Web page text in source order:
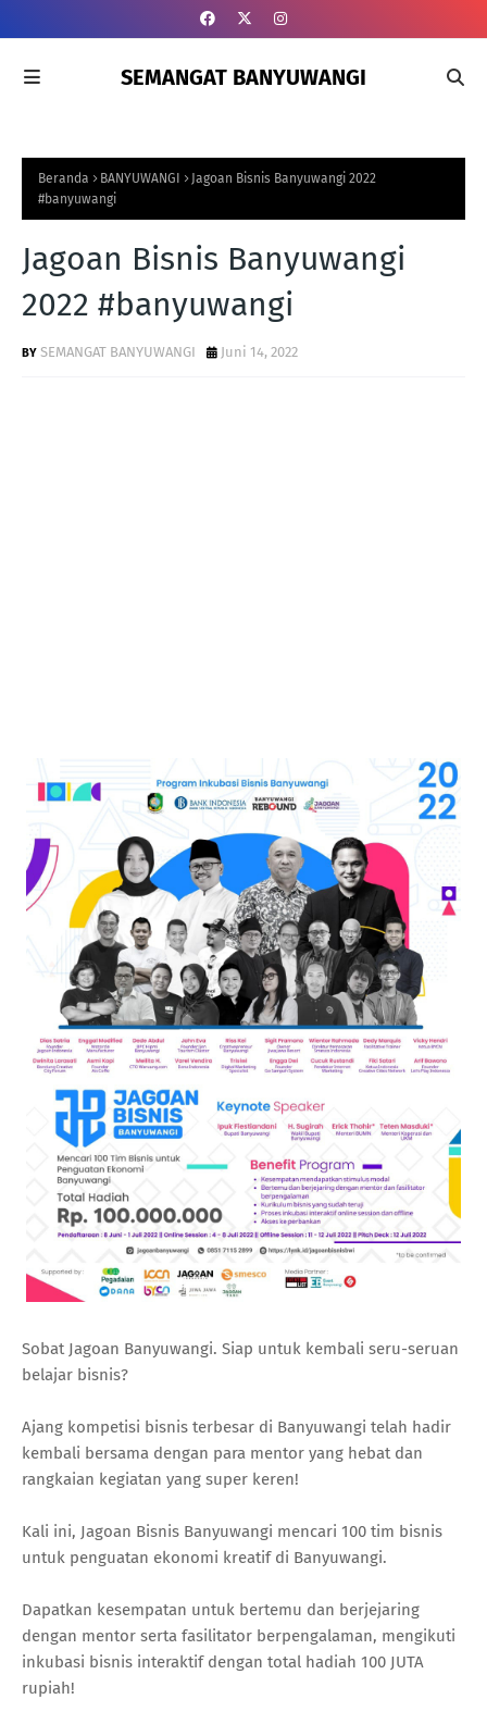
SEMANGAT BANYUWANGI
Beranda BANYUWANGI
Jagoan Bisnis Banyuwangi 2022
#banyuwangi
Jagoan Bisnis Banyuwangi
2022 #banyuwangi
SEMANGAT BANYUWANGI Juni 14, 2022
Sobat Jagoan Banyuwangi. Siap untuk kembali seru-seruan
belajar bisnis?
Ajang kompetisi bisnis terbesar di Banyuwangi telah hadir
kembali bersama dengan para mentor yang hebat dan
rangkaian kegiatan yang super keren!
Kali ini, Jagoan Bisnis Banyuwangi mencari 100 tim bisnis
untuk penguatan ekonomi kreatif di Banyuwangi.
Dapatkan kesempatan untuk bertemu dan berjejaring
dengan mentor serta fasilitator berpengalaman, mengikuti
inkubasi bisnis interaktif dengan total hadiah 100 JUTA
rupiah!